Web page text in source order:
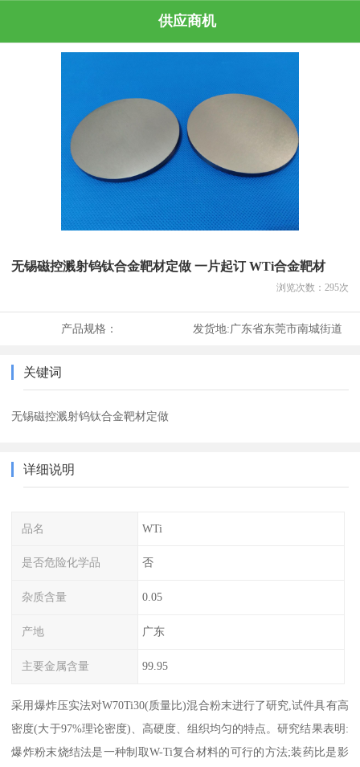
供应商机
无锡磁控溅射钨钛合金靶材定做 一片起订 WTi合金靶材
浏览次数： 295次
产品规格： 发货地:广东省东莞市南城街道
关键词
无锡磁控溅射钨钛合金靶材定做
详细说明
品名 WTi
是否危险化学品 否
杂质含量 0.05
产地 广东
主要金属含量 99.95
采用爆炸压实法对W70Ti30(质量比)混合粉末进行了研究,试件具有高
密度(大于97%理论密度)、高硬度、组织均匀的特点。研究结果表明:
爆炸粉末烧结法是一种制取W-Ti复合材料的可行的方法;装药比是影